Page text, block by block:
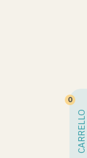
preciso e
per resistere
e dopo il
CARRELLO
0